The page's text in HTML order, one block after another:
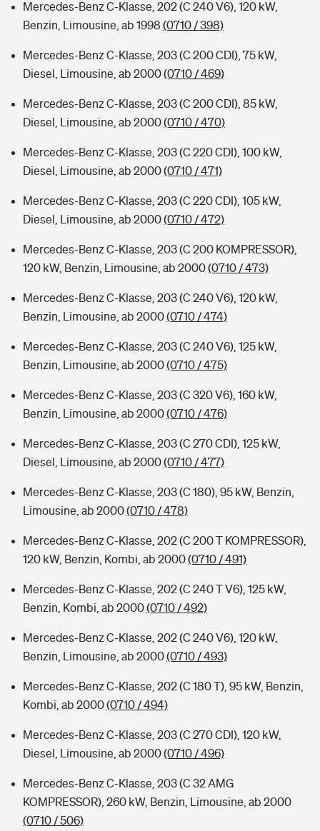
Mercedes-Benz C-Klasse, 202 (C 240 V6), 120 kW,
Benzin, Limousine, ab 1998 (0710 / 398)
Mercedes-Benz C-Klasse, 203 (C 200 CDI), 75 kW,
Diesel, Limousine, ab 2000(0710 / 469)
Mercedes-Benz C-Klasse, 203 (C 200 CDI), 85 kW,
Diesel, Limousine, ab 2000(0710 / 470)
Mercedes-Benz C-Klasse, 203 (C 220 CDI), 100 kW,
Diesel, Limousine, ab 2000(0710 / 471)
Mercedes-Benz C-Klasse, 203 (C 220 CDI), 105 kW,
Diesel, Limousine, ab 2000(0710 / 472)
Mercedes-Benz C-Klasse, 203 (C 200 KOMPRESSOR),
120 kW, Benzin, Limousine, ab 2000(0710 / 473)
Mercedes-Benz C-Klasse, 203 (C 240 V6), 120 kW,
Benzin, Limousine, ab 2000(0710 / 474)
Mercedes-Benz C-Klasse, 203 (C 240 V6), 125 kW,
Benzin, Limousine, ab 2000(0710 / 475)
Mercedes-Benz C-Klasse, 203 (C 320 V6), 160 kW,
Benzin, Limousine, ab 2000(0710 / 476)
Mercedes-Benz C-Klasse, 203 (C 270 CDI), 125 kW,
Diesel, Limousine, ab 2000(0710 / 477)
Mercedes-Benz C-Klasse, 203 (C 180), 95 kW, Benzin,
Limousine, ab 2000(0710 / 478)
Mercedes-Benz C-Klasse, 202 (C 200 T KOMPRESSOR),
120 kW, Benzin, Kombi, ab 2000(0710 / 491)
Mercedes-Benz C-Klasse, 202 (C 240 T V6), 125 kW,
Benzin, Kombi, ab 2000(0710 / 492)
Mercedes-Benz C-Klasse, 202 (C 240 V6), 120 kW,
Benzin, Limousine, ab 2000(0710 / 493)
Mercedes-Benz C-Klasse, 202 (C 180 T), 95 kW, Benzin,
Kombi, ab 2000(0710 / 494)
Mercedes-Benz C-Klasse, 203 (C 270 CDI), 120 kW,
Diesel, Limousine, ab 2000(0710 / 496)
Mercedes-Benz C-Klasse, 203 (C 32 AMG
KOMPRESSOR), 260 kW, Benzin, Limousine, ab 2000
(0710 / 506)